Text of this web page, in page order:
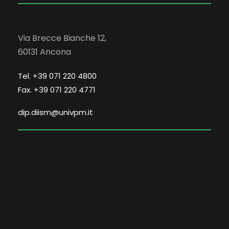
Via Brecce Bianche 12,
60131 Ancona
Tel. +39 071 220 4800
Fax. +39 071 220 4771
dip.diism@univpm.it